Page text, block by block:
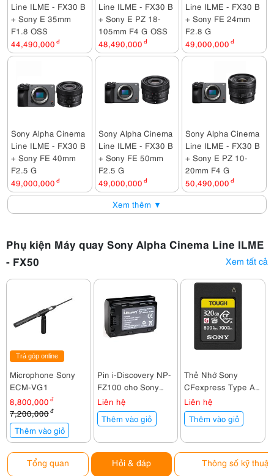
Line ILME - FX30 B
+ Sony E 35mm
F1.8 OSS
44,490,000 đ
Line ILME - FX30 B
+ Sony E PZ 18-
105mm F4 G OSS
48,490,000 đ
Line ILME - FX30 B
+ Sony FE 24mm
F2.8 G
49,000,000 đ
Sony Alpha Cinema
Line ILME - FX30 B
+ Sony FE 40mm
F2.5 G
49,000,000 đ
Sony Alpha Cinema
Line ILME - FX30 B
+ Sony FE 50mm
F2.5 G
49,000,000 đ
Sony Alpha Cinema
Line ILME - FX30 B
+ Sony E PZ 10-
20mm F4 G
50,490,000 đ
Xem thêm ▼
Phụ kiện Máy quay Sony Alpha Cinema Line ILME
- FX50
Xem tất cả
Trả góp online
Microphone Sony
ECM-VG1
8,800,000 đ
7,200,000đ
Thêm vào giỏ
Pin i-Discovery NP-
FZ100 cho Sony
A6600, A7M3,
A7RM4
Liên hệ
Thêm vào giỏ
Thẻ Nhớ Sony
CFexpress Type A
CEA-
G320T/T SYM 320GB
Liên hệ
Thêm vào giỏ
Tổng quan Hỏi & đáp Thông số kỹ thuật